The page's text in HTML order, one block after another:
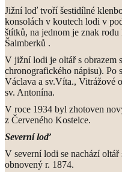
Jižní loď tvoří šestidílné
konsolách v koutech lodi v
štítků, na jednom je znak
Šalmberků .
V jižní lodi je oltář s obrazem
chronografického nápisu). Po
Václava a sv.Víta., Vitrážové
sv. Antonína.
V roce 1934 byl zhotoven
z Červeného Kostelce.
Severní loď
V severní lodi se nachází
obnovený r. 1874.